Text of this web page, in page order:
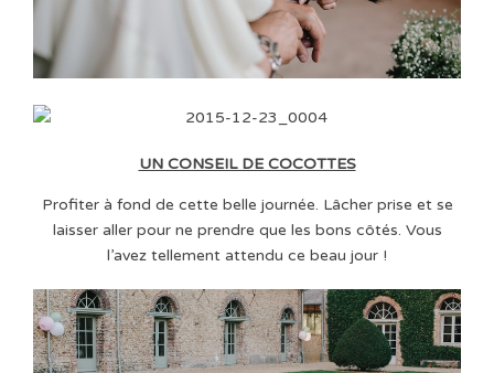
UN CONSEIL DE COCOTTES
Profiter à fond de cette belle journée. Lâcher prise et se
laisser aller pour ne prendre que les bons côtés. Vous
l’avez tellement attendu ce beau jour !